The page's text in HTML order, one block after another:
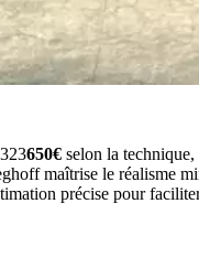
650€ selon la
maîtrise le réalisme
précise pour